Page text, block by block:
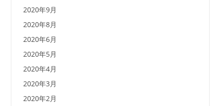
2020年9月
2020年8月
2020年6月
2020年5月
2020年4月
2020年3月
2020年2月